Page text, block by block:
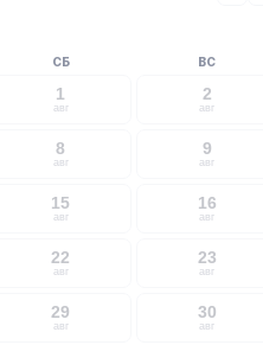
СБ ВС
1
авг
2
авг
8
авг
9
авг
15
авг
16
авг
22
авг
23
авг
29
авг
30
авг